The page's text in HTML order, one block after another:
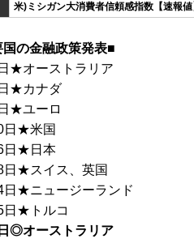
米)ミシガン大消費者信頼感指数【速報値
国の金融政策発表■
★オーストラリア
★カナダ
★ユーロ
日★米国
日★日本
日★スイス、英国
日★ニュージーランド
日★トルコ
◎オーストラリア